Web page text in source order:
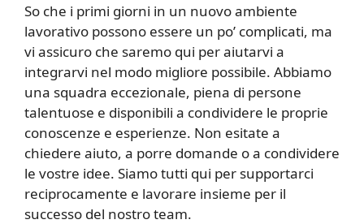
So che i primi giorni in un nuovo ambiente
lavorativo possono essere un po’ complicati, ma
vi assicuro che saremo qui per aiutarvi a
integrarvi nel modo migliore possibile. Abbiamo
una squadra eccezionale, piena di persone
talentuose e disponibili a condividere le proprie
conoscenze e esperienze. Non esitate a
chiedere aiuto, a porre domande o a condividere
le vostre idee. Siamo tutti qui per supportarci
reciprocamente e lavorare insieme per il
successo del nostro team.